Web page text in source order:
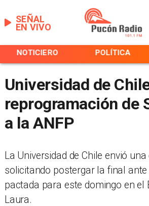
EN VIVO
SEÑAL
NOTICIERO POLÍTICA
Universidad de
reprogramación de
a la ANFP
La Universidad de Chile envió
solicitando postergar la final ante
pactada para este domingo en el
Laura.